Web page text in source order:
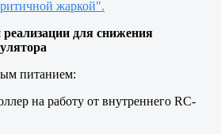
жаркой".
для снижения
питанием:
на работу от внутреннего RC-